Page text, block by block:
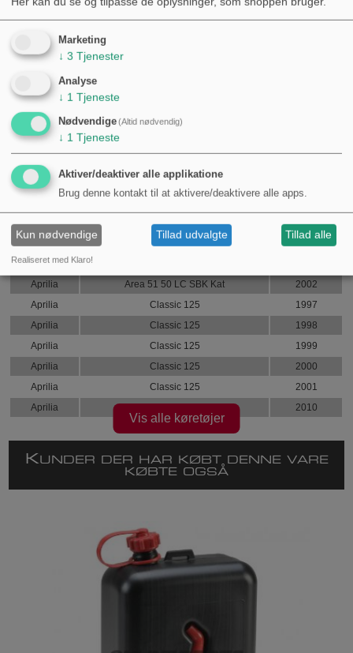
Aprilia
Amico 50 GL
1994
Aprilia
Aprilia
Aprilia
Aprilia
Aprilia
Amico 50 GL
Aprilia
Aprilia
Area 51 50 LC Kat
Aprilia
Area 51 50 LC Kat
2002
Area 51 50 LC SBK Kat
Aprilia
Aprilia
Area 51 50 LC SBK Kat
2002
Aprilia
Classic 125
1997
Aprilia
Classic 125
1998
Aprilia
Classic 125
1999
Aprilia
Classic 125
2000
Aprilia
Classic 125
2001
Aprilia
Compay 50 Custom 2010
Vis alle køretøjer
K UNDER DER HAR KØBT DENNE VARE
KØBTE OGSÅ
Marketing
↓ 3 Tjenester
Analyse
↓ 1 Tjeneste
Nødvendige(Altid nødvendig)
↓ 1 Tjeneste
Aktiver/deaktiver alle applikatione
Brug denne kontakt til at aktivere/deaktivere alle apps.
Kun nødvendige Tillad udvalgte Tillad alle
Realiseret med Klaro!